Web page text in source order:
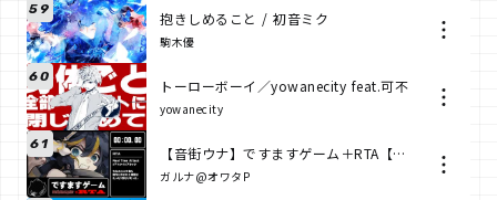
59 抱きしめること / 初音ミク
駒木優
60 トーローボーイ／yowanecity feat.可不
yowanecity
61 【音街ウナ】ですますゲーム＋RTA【ガルナ/オワタP】
ガルナ@オワタP